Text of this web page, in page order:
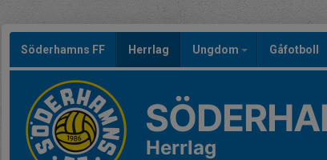
Söderhamns FF Herrlag Ungdom Gåfotboll
Herrlag